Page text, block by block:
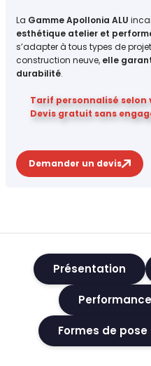
La Gamme Apollonia ALU
esthétique atelier et
s’adapter à tous types de
construction neuve, elle
durabilité.
Tarif personnalisé selon
Devis gratuit sans
Demander un devis
Présentation
Formes de pose